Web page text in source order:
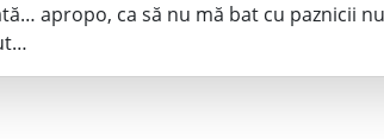
apropo, ca să nu mă bat cu paznicii